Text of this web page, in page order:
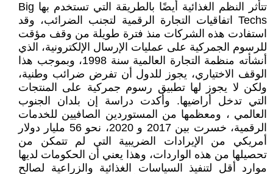
تتأثر النظم الغذائية أيضًا بالطريقة التي تستخدم بها Big
Techs اتفاقيات التجارة الرقمية لتجنب الضرائب، وقد
استفادت هذه الشركات منذ فترة طويلة من وقف مؤقت
للرسوم الجمركية على عمليات الإرسال الإلكترونية، الذي
أنشأته منظمة التجارة العالمية سنة 1998، وبموجب هذا
الوقف الاختياري، يجوز للدول أن تفرض ضرائب وطنية،
ولكن لا يجوز لها تطبيق رسوم جمركية على المنتجات
التي تدخل أراضيها. وأكدت دراسة إن بلدان الجنوب
العالمي ، ومعظمها من المستوردين الصافيين للخدمات
الرقمية، خسرت بين 2017 و 2020، نحو 56 مليار دولار
أمريكي من الإيرادات الضريبية التي لم تتمكن من
تحصيلها من هذه الواردات، وهذا يعني أن الحكومات لديها
موارد أقل لتنفيذ السياسات الغذائية والزراعية لصالح